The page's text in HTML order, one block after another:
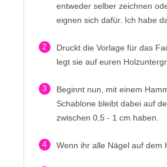
entweder selber zeichnen
eignen sich dafür. Ich habe
2
Druckt die Vorlage für das
legt sie auf euren
3
Beginnt nun, mit einem
Schablone bleibt dabei auf
zwischen 0,5 - 1 cm haben.
4 Wenn ihr alle Nägel auf dem